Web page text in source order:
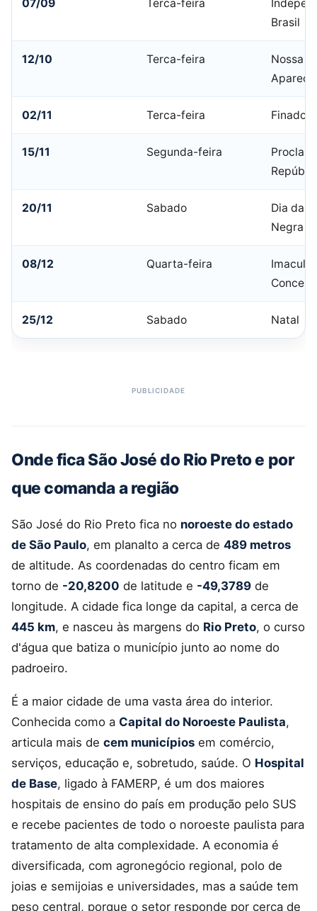
07/09 Terca-feira
Brasil
12/10 Terca-feira
Nossa
02/11 Terca-feira Finados
15/11 Segunda-feira
20/11 Sabado
Dia da
Negra
08/12 Quarta-feira
25/12 Sabado Natal
Onde fica São José do Rio Preto e por
que comanda a região
São José do Rio Preto fica no noroeste do estado
de São Paulo, em planalto a cerca de 489 metros
de altitude. As coordenadas do centro ficam em
torno de -20,8200 de latitude e -49,3789 de
longitude. A cidade fica longe da capital, a cerca de
445 km, e nasceu às margens do Rio Preto, o curso
d'água que batiza o município junto ao nome do
padroeiro.
É a maior cidade de uma vasta área do interior.
Conhecida como a Capital do Noroeste Paulista,
articula mais de cem municípios em comércio,
serviços, educação e, sobretudo, saúde. O Hospital
de Base, ligado à FAMERP, é um dos maiores
hospitais de ensino do país em produção pelo SUS
e recebe pacientes de todo o noroeste paulista para
tratamento de alta complexidade. A economia é
diversificada, com agronegócio regional, polo de
joias e semijoias e universidades, mas a saúde tem
peso central, porque o setor responde por cerca de